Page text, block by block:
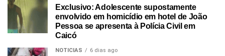
Exclusivo: Adolescente supostamente
envolvido em homicídio em hotel de João
Pessoa se apresenta à Polícia Civil em
Caicó
NOTICIAS 6 dias ago